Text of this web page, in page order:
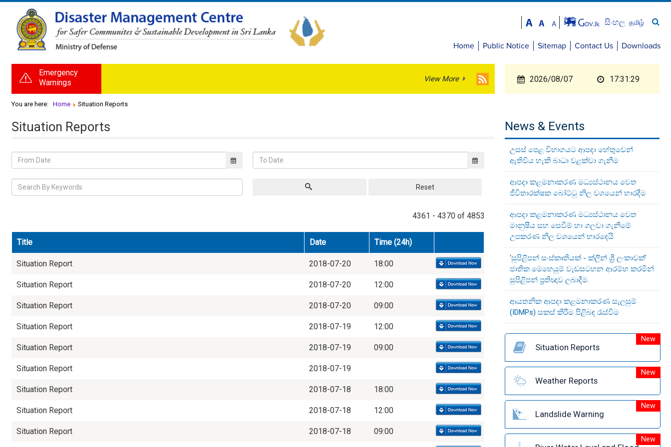
සිංහල தமிழ்
Home Public Notice Sitemap Contact Us Downloads
Emergency
Warnings
View More 2026/08/07 17:31:29
You are here: Home Situation Reports
Situation Reports
Reset
4361 - 4370 of 4853
Title Date Time (24h)
Situation Report 2018-07-20 18:00
Situation Report 2018-07-20 12:00
Situation Report 2018-07-20 09:00
Situation Report 2018-07-19 12:00
Situation Report 2018-07-19 09:00
Situation Report 2018-07-19
Situation Report 2018-07-18 18:00
Situation Report 2018-07-18 12:00
Situation Report 2018-07-18 09:00
News & Events
උසස් පෙළ විභාගයට ආපදා හේතුවෙන්
ඇතිවිය හැකි බාධා වළක්වා ගැනීම
ආපදා කළමනාකරණ මධ්‍යස්ථානය වෙත
ජීවිතාරක්ෂක බෝට්ටු නිල වශයෙන් භාරදීම
ආපදා කළමනාකරණ මධ්‍යස්ථානය වෙත
මානුෂීය සහ සෙවීම් හා ගලවා ගැනීමේ
උපකරණ නිල වශයෙන් භාරදෙයි
‘සුපිළිපන් සංස්කෘතියක් - ක්ලීන් ශ්‍රී ලංකාවක්’
ජාතික මෙහෙයුම් වැඩසටහන ආරම්භ කරමින්
සුපිළිපන් ප්‍රතිඥාව ලබාදීම.
ආයතනික ආපදා කළමනාකරණ සැලසුම්
(IDMPs) සකස් කිරීම පිළිබඳ රැස්වීම
Situation Reports
New
Weather Reports
New
Landslide Warning
New
New